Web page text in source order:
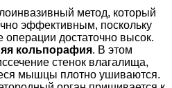
метод, который
эффективным, поскольку
операции достаточно высок.
кольпорафия. В этом
стенок влагалища,
мышцы плотно ушиваются.